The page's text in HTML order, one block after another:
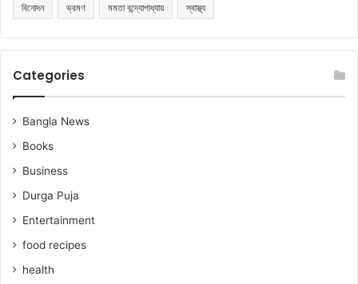
বিনোদন ভ্রমণ মমতা বন্দ্যোপাধ্যায় স্বাস্থ্য
Categories
Bangla News
Books
Business
Durga Puja
Entertainment
food recipes
health